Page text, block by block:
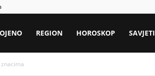
REGION HOROSKOP SAVJETI